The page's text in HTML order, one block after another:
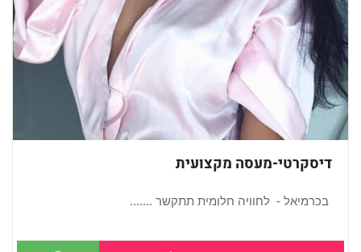
דיסקרטי-מעסה מקצועית
בכרמיאל - לחוויה חלומית תתקשר .......